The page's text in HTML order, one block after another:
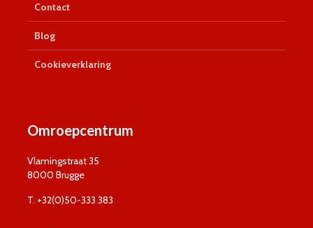
Contact
Blog
Cookieverklaring
Omroepcentrum
Vlamingstraat 35
8000 Brugge
T. +32(0)50-333 383